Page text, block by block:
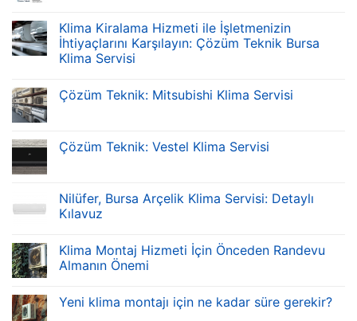
Klima Kiralama Hizmeti ile İşletmenizin
İhtiyaçlarını Karşılayın: Çözüm Teknik Bursa
Klima Servisi
Çözüm Teknik: Mitsubishi Klima Servisi
Çözüm Teknik: Vestel Klima Servisi
Nilüfer, Bursa Arçelik Klima Servisi: Detaylı
Kılavuz
Klima Montaj Hizmeti İçin Önceden Randevu
Almanın Önemi
Yeni klima montajı için ne kadar süre gerekir?